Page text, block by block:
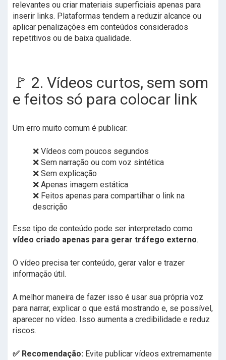
relevantes ou criar materiais superficiais apenas para
inserir links. Plataformas tendem a reduzir alcance ou
aplicar penalizações em conteúdos considerados
repetitivos ou de baixa qualidade.
🚩 2. Vídeos curtos, sem som
e feitos só para colocar link
Um erro muito comum é publicar:
❌ Vídeos com poucos segundos
❌ Sem narração ou com voz sintética
❌ Sem explicação
❌ Apenas imagem estática
❌ Feitos apenas para compartilhar o link na
descrição
Esse tipo de conteúdo pode ser interpretado como
vídeo criado apenas para gerar tráfego externo.
O vídeo precisa ter conteúdo, gerar valor e trazer
informação útil.
A melhor maneira de fazer isso é usar sua própria voz
para narrar, explicar o que está mostrando e, se possível,
aparecer no vídeo. Isso aumenta a credibilidade e reduz
riscos.
✅ Recomendação: Evite publicar vídeos extremamente